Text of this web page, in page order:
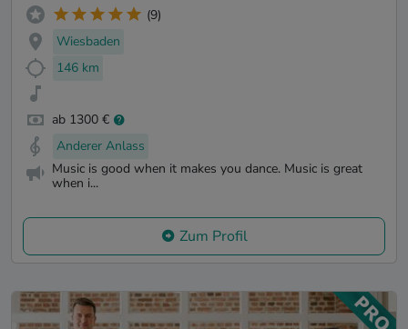
(9)
Wiesbaden
146 km
ab 1300 €
Anderer Anlass
Music is good when it makes you dance. Music is great
when i...
Zum Profil